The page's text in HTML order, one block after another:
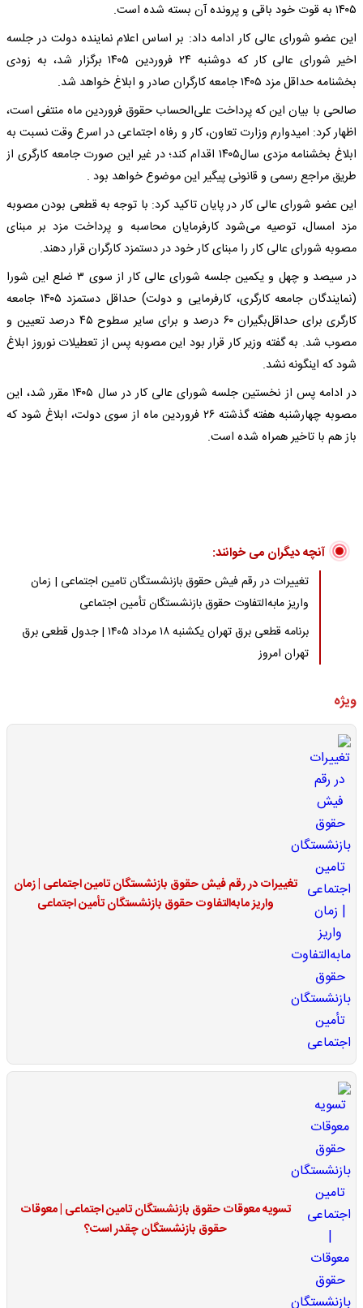
۱۴۰۵ به قوت خود باقی و پرونده آن بسته شده است.
این عضو شورای عالی کار ادامه داد: بر اساس اعلام نماینده دولت در جلسه
اخیر شورای عالی کار که دوشنبه ۲۴ فروردین ۱۴۰۵ برگزار شد، به زودی
بخشنامه حداقل مزد ۱۴۰۵ جامعه کارگران صادر و ابلاغ خواهد شد.
صالحی با بیان این که پرداخت علی‌الحساب حقوق فروردین ماه منتفی است،
اظهار کرد: امیدوارم وزارت تعاون، کار و رفاه اجتماعی در اسرع وقت نسبت به
ابلاغ بخشنامه مزدی سال۱۴۰۵ اقدام کند؛ در غیر این صورت جامعه کارگری از
طریق مراجع رسمی و قانونی پیگیر این موضوع خواهد بود .
این عضو شورای عالی کار در پایان تاکید کرد: با توجه به قطعی بودن مصوبه
مزد امسال، توصیه می‌شود کارفرمایان محاسبه و پرداخت مزد بر مبنای
مصوبه شورای ‌عالی کار را مبنای کار خود در دستمزد کارگران قرار دهند.
در سیصد و چهل و یکمین جلسه شورای عالی کار از سوی ۳ ضلع این شورا
(نمایندگان جامعه کارگری، کارفرمایی و دولت) حداقل دستمزد ۱۴۰۵ جامعه
کارگری برای حداقل‌بگیران ۶۰ درصد و برای سایر سطوح ۴۵ درصد تعیین و
مصوب شد. به گفته وزیر کار قرار بود این مصوبه پس از تعطیلات نوروز ابلاغ
شود که اینگونه نشد.
در ادامه پس از نخستین جلسه شورای عالی کار در سال ۱۴۰۵ مقرر شد، این
مصوبه چهارشنبه هفته گذشته ۲۶ فروردین ماه از سوی دولت، ابلاغ شود که
باز هم با تاخیر همراه شده است.
آنچه دیگران می خوانند:
تغییرات در رقم فیش حقوق بازنشستگان تامین اجتماعی | زمان
واریز مابه‌التفاوت حقوق بازنشستگان تأمین اجتماعی
برنامه قطعی برق تهران یکشنبه ۱۸ مرداد ۱۴۰۵ | جدول قطعی برق
تهران امروز
ویژه
تغییرات در رقم فیش حقوق بازنشستگان تامین اجتماعی | زمان
واریز مابه‌التفاوت حقوق بازنشستگان تأمین اجتماعی
تسویه معوقات حقوق بازنشستگان تامین اجتماعی | معوقات
حقوق بازنشستگان چقدر است؟